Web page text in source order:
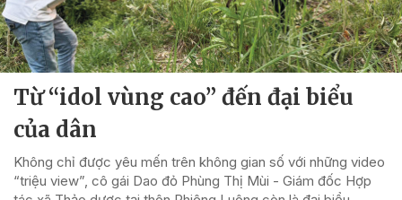
Từ “idol vùng cao” đến đại biểu
của dân
Không chỉ được yêu mến trên không gian số với những video
“triệu view”, cô gái Dao đỏ Phùng Thị Mùi - Giám đốc Hợp